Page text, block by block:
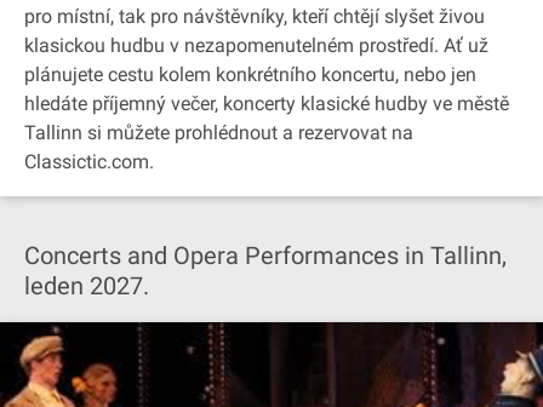
pro místní, tak pro návštěvníky, kteří chtějí slyšet živou
klasickou hudbu v nezapomenutelném prostředí. Ať už
plánujete cestu kolem konkrétního koncertu, nebo jen
hledáte příjemný večer, koncerty klasické hudby ve městě
Tallinn si můžete prohlédnout a rezervovat na
Classictic.com.
Concerts and Opera Performances in Tallinn,
leden 2027.